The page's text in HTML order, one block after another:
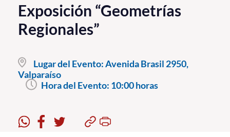
PUCV Internacional
Vinculación con el Medio
Admisión
Pregrado
Exposición “Geometrías
Regionales”
Lugar del Evento:Avenida Brasil 2950,
Valparaíso
Hora del Evento: 10:00 horas